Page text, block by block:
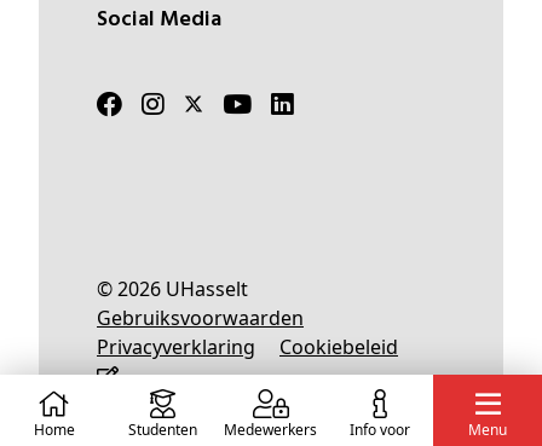
Social Media
© 2026 UHasselt
Gebruiksvoorwaarden
Privacyverklaring
Cookiebeleid
Home Studenten Medewerkers info voor Menu